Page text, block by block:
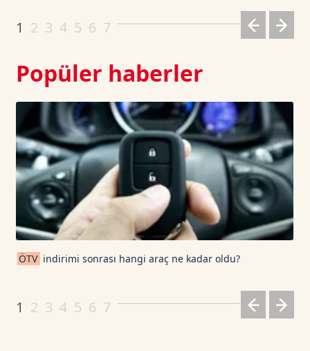
1 2 3 4 5 6 7
Popüler haberler
ÖTV indirimi sonrası hangi araç ne kadar oldu?
1 2 3 4 5 6 7